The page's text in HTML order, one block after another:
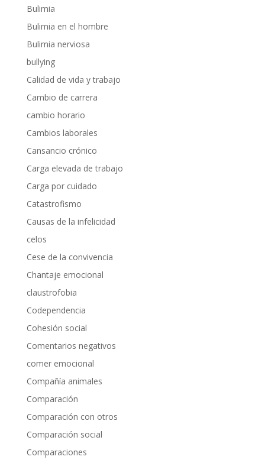
Bulimia
Bulimia en el hombre
Bulimia nerviosa
bullying
Calidad de vida y trabajo
Cambio de carrera
cambio horario
Cambios laborales
Cansancio crónico
Carga elevada de trabajo
Carga por cuidado
Catastrofismo
Causas de la infelicidad
celos
Cese de la convivencia
Chantaje emocional
claustrofobia
Codependencia
Cohesión social
Comentarios negativos
comer emocional
Compañía animales
Comparación
Comparación con otros
Comparación social
Comparaciones